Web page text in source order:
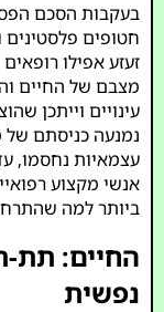
בעקבות הסכם
חטופים
זעזע אפילו
מצבם של החיים
עינויים וייתכן
נמנעה כניסתם של
עצמאיות נחסמו,
אנשי מקצוע
ביותר למה
החיים: תת-
נפשית